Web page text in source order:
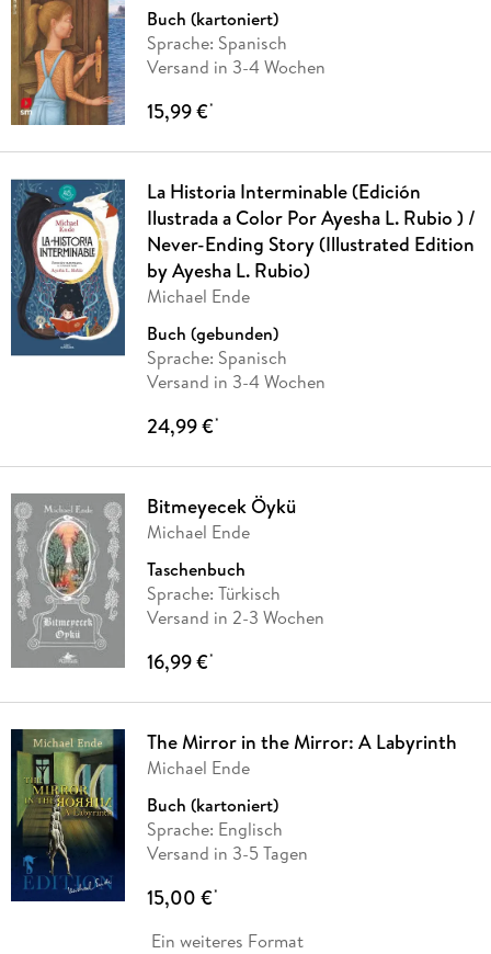
Buch (kartoniert)
Sprache: Spanisch
Versand in 3-4 Wochen
15,99 €*
La Historia Interminable (Edición
Ilustrada a Color Por Ayesha L. Rubio ) /
Never-Ending Story (Illustrated Edition
by Ayesha L. Rubio)
Michael Ende
Buch (gebunden)
Sprache: Spanisch
Versand in 3-4 Wochen
24,99 €*
Bitmeyecek Öykü
Michael Ende
Taschenbuch
Sprache: Türkisch
Versand in 2-3 Wochen
16,99 €*
The Mirror in the Mirror: A Labyrinth
Michael Ende
Buch (kartoniert)
Sprache: Englisch
Versand in 3-5 Tagen
15,00 €*
Ein weiteres Format